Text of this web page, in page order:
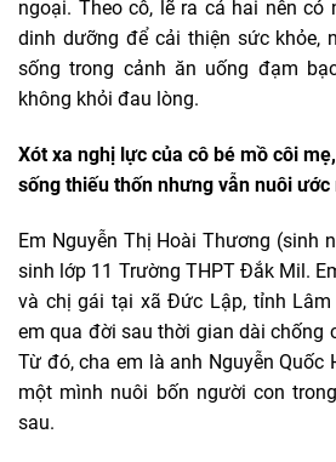
ngoại. Theo cô, lẽ ra cả hai nên
dinh dưỡng để cải thiện sức khỏe,
sống trong cảnh ăn uống đạm
không khỏi đau lòng.
Xót xa nghị lực của cô bé mồ côi
sống thiếu thốn nhưng vẫn nuôi
Em Nguyễn Thị Hoài Thương (sinh
sinh lớp 11 Trường THPT Đắk Mil.
và chị gái tại xã Đức Lập, tỉnh
em qua đời sau thời gian dài chống
Từ đó, cha em là anh Nguyễn Quốc
một mình nuôi bốn người con
sau.